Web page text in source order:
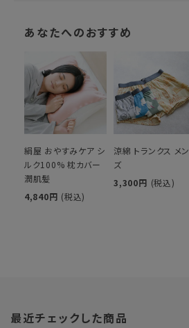
あなたへのおすすめ
絹屋 おやすみケア シ
ルク100% 枕カバー
潤肌髪
4,840円 (税込)
涼綿 トランクス メン
ズ
3,300円 (税込)
最近チェックした商品